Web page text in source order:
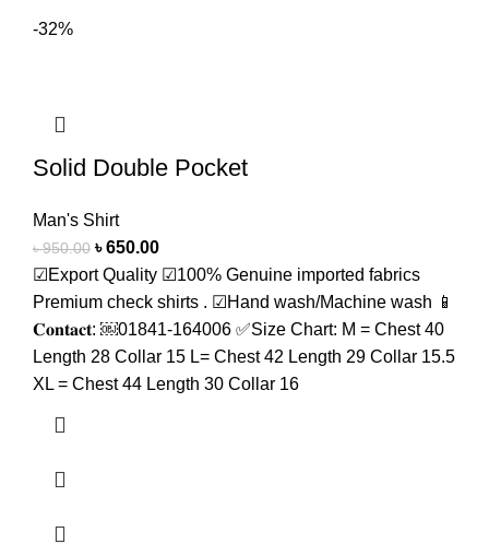
-32%
Solid Double Pocket
Man's Shirt
৳950.00 ৳650.00
☑Export Quality ☑100% Genuine imported fabrics
Premium check shirts . ☑Hand wash/Machine wash 📱
𝐂𝐨𝐧𝐭𝐚𝐜𝐭: ￼⁨01841-164006⁩ ✅Size Chart: M = Chest 40
Length 28 Collar 15 L= Chest 42 Length 29 Collar 15.5
XL = Chest 44 Length 30 Collar 16